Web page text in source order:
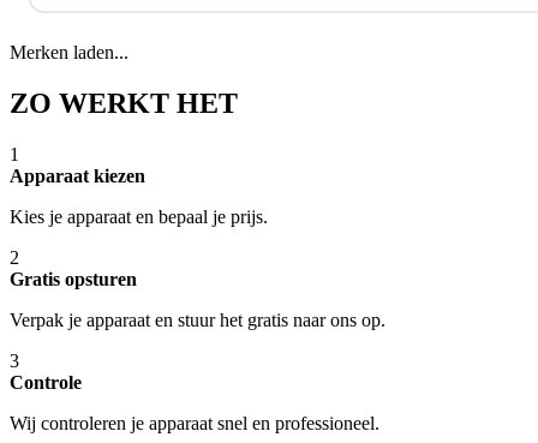
Merken laden...
ZO WERKT HET
1
Apparaat kiezen
Kies je apparaat en bepaal je prijs.
2
Gratis opsturen
Verpak je apparaat en stuur het gratis naar ons op.
3
Controle
Wij controleren je apparaat snel en professioneel.